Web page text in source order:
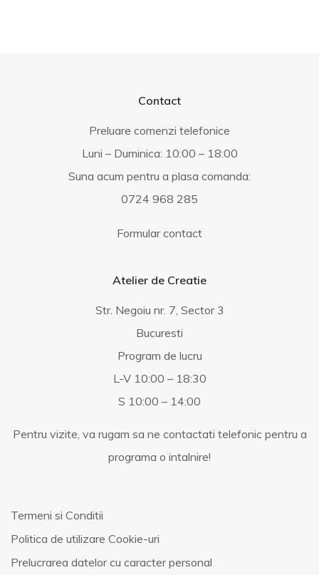
Contact
Preluare comenzi telefonice
Luni – Duminica: 10:00 – 18:00
Suna acum pentru a plasa comanda:
0724 968 285
Formular contact
Atelier de Creatie
Str. Negoiu nr. 7, Sector 3
Bucuresti
Program de lucru
L-V 10:00 – 18:30
S 10:00 – 14:00
Pentru vizite, va rugam sa ne contactati telefonic pentru a
programa o intalnire!
Termeni si Conditii
Politica de utilizare Cookie-uri
Prelucrarea datelor cu caracter personal